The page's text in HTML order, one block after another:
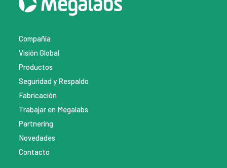
Compañía
Visión Global
Productos
Seguridad y Respaldo
Fabricación
Trabajar en Megalabs
Partnering
Novedades
Contacto